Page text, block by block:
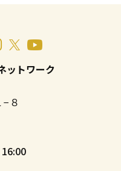
ットワーク
８